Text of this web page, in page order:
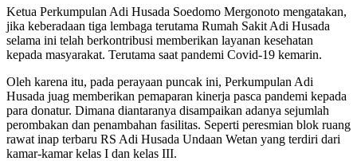
Ketua Perkumpulan Adi Husada Soedomo Mergonoto mengatakan,
jika keberadaan tiga lembaga terutama Rumah Sakit Adi Husada
selama ini telah berkontribusi memberikan layanan kesehatan
kepada masyarakat. Terutama saat pandemi Covid-19 kemarin.
Oleh karena itu, pada perayaan puncak ini, Perkumpulan Adi
Husada juag memberikan pemaparan kinerja pasca pandemi kepada
para donatur. Dimana diantaranya disampaikan adanya sejumlah
perombakan dan penambahan fasilitas. Seperti peresmian blok ruang
rawat inap terbaru RS Adi Husada Undaan Wetan yang terdiri dari
kamar-kamar kelas I dan kelas III.